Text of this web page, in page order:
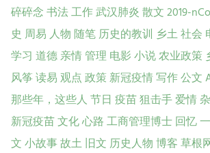
碎碎念书法工作武汉肺炎散文2019-
史 周易人物随笔历史的教训 乡土社会
学习 道德亲情管理电影小说农业政策
风筝读易观点政策新冠疫情写作公文
那些年，这些人节日 疫苗狙击手爱情
新冠疫苗文化心路工商管理博士回忆
文小故事故土旧文 历史人物博客草根